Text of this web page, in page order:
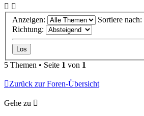
Anzeigen:
Sortiere nach:
Richtung:
5 Themen • Seite 1 von 1
Zurück zur Foren-Übersicht
Gehe zu